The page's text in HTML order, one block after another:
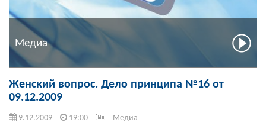
Медиа
Женский вопрос. Дело принципа №16 от
09.12.2009
9.12.2009 19:00 Медиа